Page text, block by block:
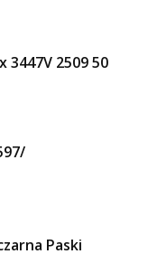
3447V 2509 50
Paski